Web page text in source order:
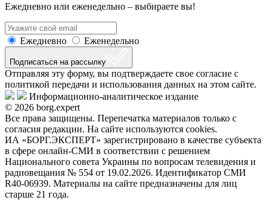
Ежедневно или еженедельно – выбираете вы!
Ежедневно Еженедельно
Подписаться на рассылку
Отправляя эту форму, вы подтверждаете свое согласие с
политикой передачи и использования данных на этом сайте.
Информационно-аналитическое издание
© 2026 borg.expert
Все права защищены. Перепечатка материалов только с
согласия редакции. На сайте используются cookies.
ИА «БОРГ.ЭКСПЕРТ» зарегистрировано в качестве субъекта
в сфере онлайн-СМИ в соответствии с решением
Национального совета Украины по вопросам телевидения и
радиовещания № 554 от 19.02.2026. Идентификатор СМИ
R40-06939. Материалы на сайте предназначены для лиц
старше 21 года.